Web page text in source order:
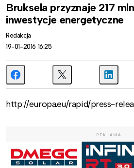
Bruksela przyznaje 217
inwestycje energetyczne
Redakcja
19-01-2016 16:25
http://europa.eu/rapid/press-
REKLAMA